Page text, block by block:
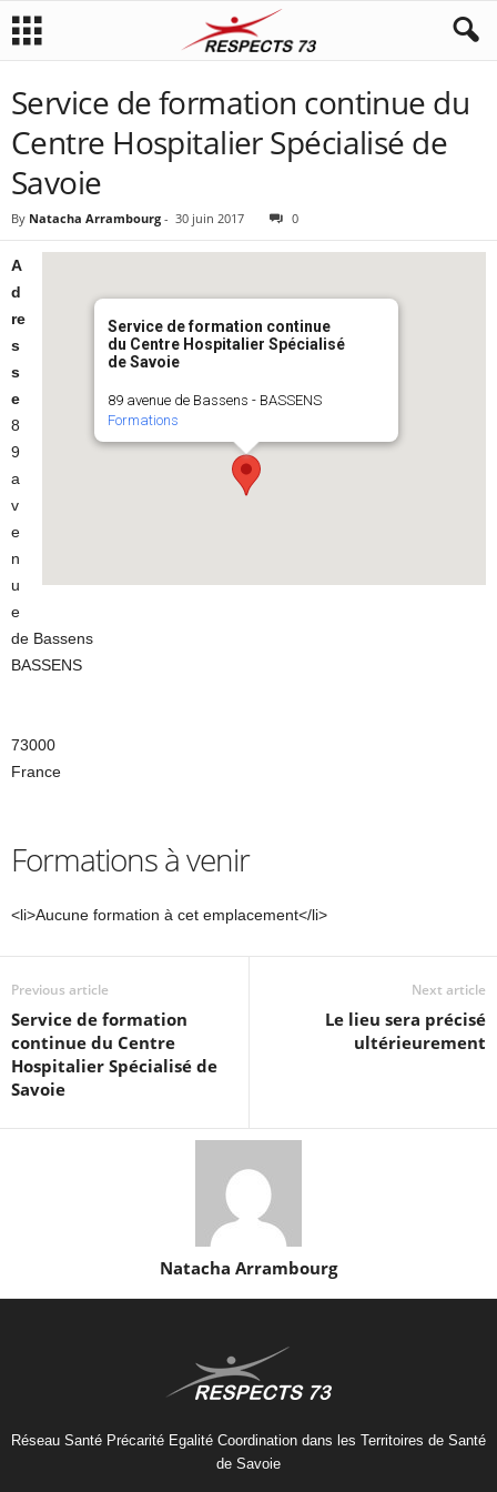
Service de formation continue du
Centre Hospitalier Spécialisé de
Savoie
By Natacha Arrambourg - 30 juin 2017 0
Service de formation continue
du Centre Hospitalier Spécialisé
de Savoie
89 avenue de Bassens - BASSENS
Formations
A
d
re
s
s
e
8
9
a
v
e
n
u
e
de Bassens
BASSENS
73000
France
Formations à venir
<li>Aucune formation à cet emplacement</li>
Previous article
Service de formation
continue du Centre
Hospitalier Spécialisé de
Savoie
Next article
Le lieu sera précisé
ultérieurement
Natacha Arrambourg
Réseau Santé Précarité Egalité Coordination dans les Territoires de Santé
de Savoie